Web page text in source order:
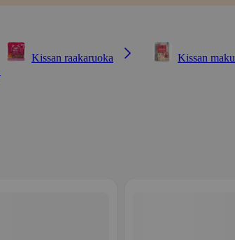
Kissan raakaruoka Kissan